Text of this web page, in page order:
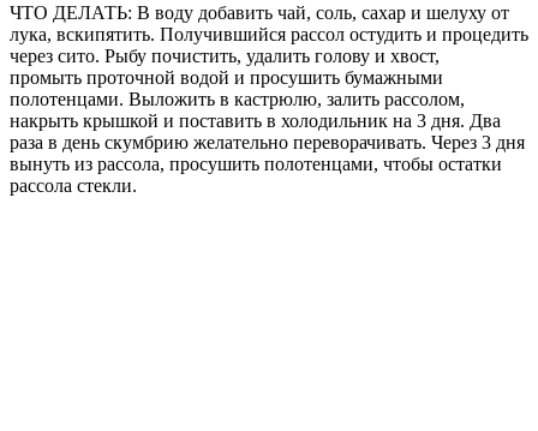
ЧТО ДЕЛАТЬ: В воду добавить чай, соль, сахар и шелуху от
лука, вскипятить. Получившийся рассол остудить и процедить
через сито. Рыбу почистить, удалить голову и хвост,
промыть проточной водой и просушить бумажными
полотенцами. Выложить в кастрюлю, залить рассолом,
накрыть крышкой и поставить в холодильник на 3 дня. Два
раза в день скумбрию желательно переворачивать. Через 3 дня
вынуть из рассола, просушить полотенцами, чтобы остатки
рассола стекли.